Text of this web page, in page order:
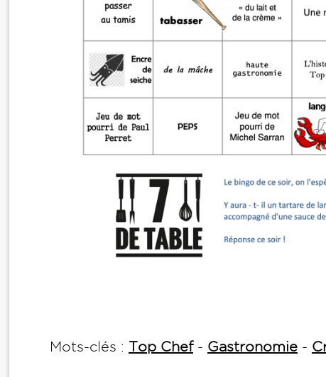
Mots-clés : Top Chef- Gastronomie -